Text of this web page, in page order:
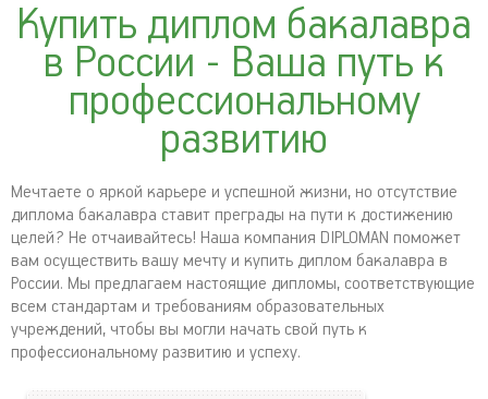
Купить диплом бакалавра
в России - Ваша путь к
профессиональному
развитию
Мечтаете о яркой карьере и успешной жизни, но отсутствие
диплома бакалавра ставит преграды на пути к достижению
целей? Не отчаивайтесь! Наша компания DIPLOMAN поможет
вам осуществить вашу мечту и купить диплом бакалавра в
России. Мы предлагаем настоящие дипломы, соответствующие
всем стандартам и требованиям образовательных
учреждений, чтобы вы могли начать свой путь к
профессиональному развитию и успеху.